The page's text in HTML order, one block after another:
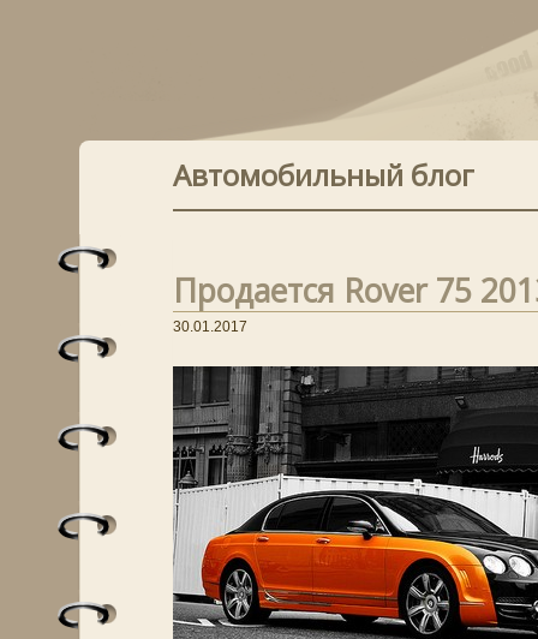
Автомобильный блог
Продается Rover 75
30.01.2017